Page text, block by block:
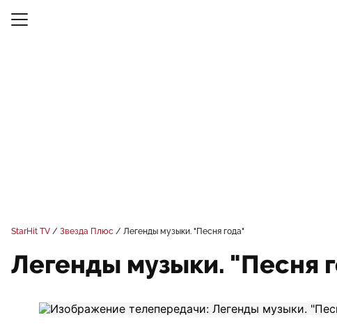
StarHit TV Звезда Плюс Легенды музыки. "Песня года"
Легенды музыки. "Песня